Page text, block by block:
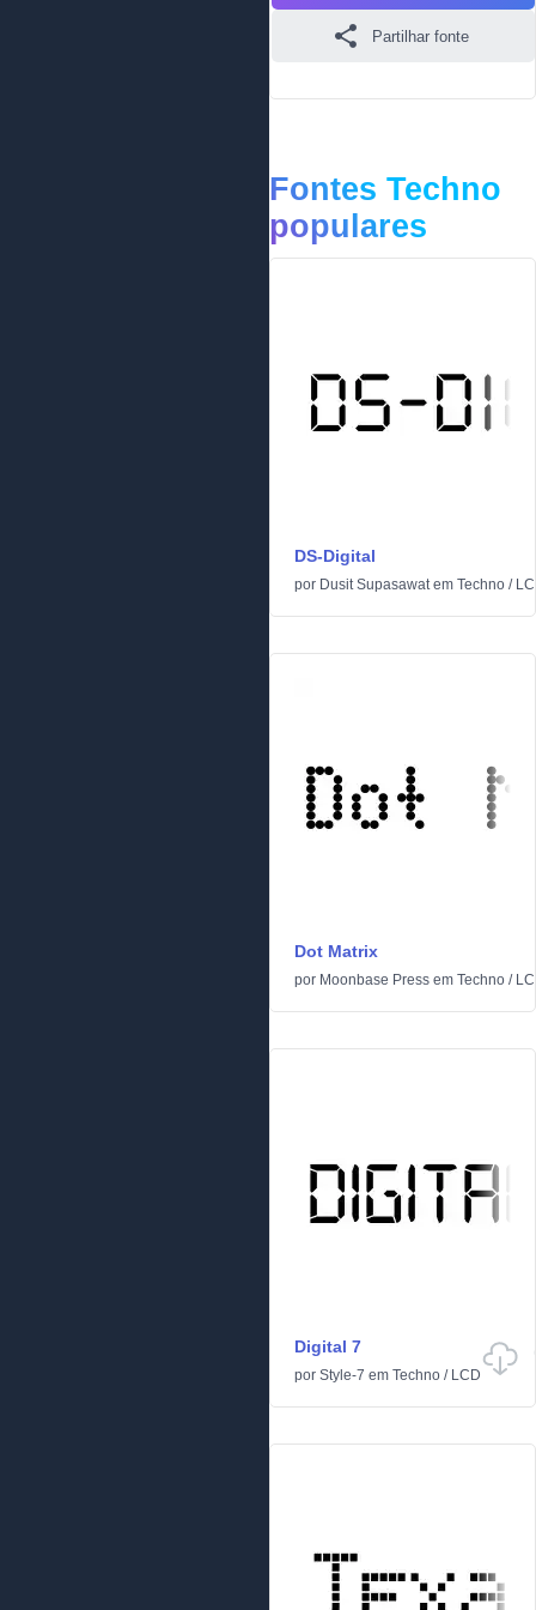
Partilhar fonte
Fontes Techno
populares
DS-Digital
por Dusit Supasawatem Techno /
Dot Matrix
por Moonbase Press em Techno /
Digital 7
por Style-7 em Techno / LCD